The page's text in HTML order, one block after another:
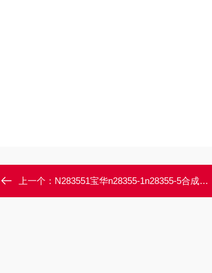
上一个： N283551宝华n28355-1n28355-5合成润滑机油